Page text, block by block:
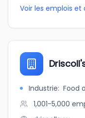
Voir les emplois et
Industrie: Food
1,001-5,000